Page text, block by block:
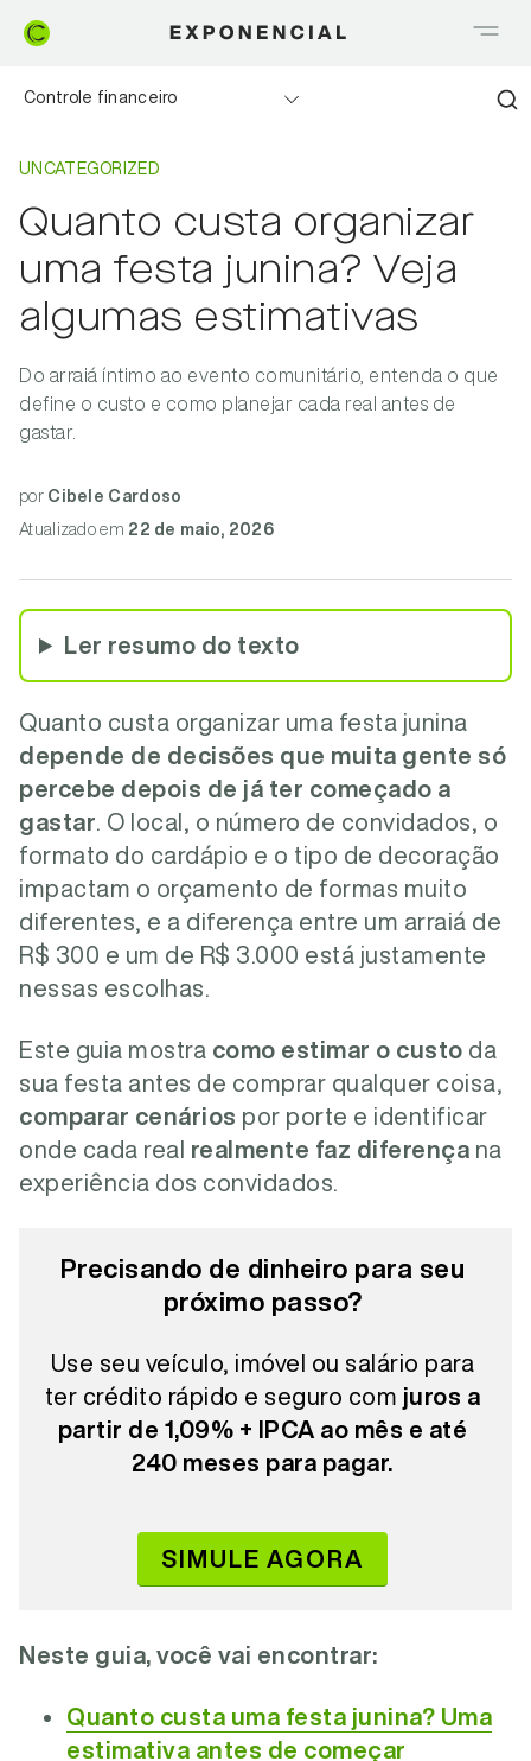
Controle financeiro
Realizando sonhos
Saia do Vermelho
Home Uncategorized
UNCATEGORIZED
Quanto custa organizar
uma festa junina? Veja
algumas estimativas
Do arraiá íntimo ao evento comunitário, entenda o que
define o custo e como planejar cada real antes de
gastar.
por Cibele Cardoso
Atualizado em 22 de maio, 2026
Ler resumo do texto
Quanto custa organizar uma festa junina
depende de decisões que muita gente só
percebe depois de já ter começado a
gastar . O local, o número de convidados, o
formato do cardápio e o tipo de decoração
impactam o orçamento de formas muito
diferentes, e a diferença entre um arraiá de
R$ 300 e um de R$ 3.000 está justamente
nessas escolhas.
Este guia mostra como estimar o custo da
sua festa antes de comprar qualquer coisa,
comparar cenários por porte e identificar
onde cada real realmente faz diferença na
experiência dos convidados.
Precisando de dinheiro para seu
próximo passo?
Use seu veículo, imóvel ou salário para
ter crédito rápido e seguro com juros a
partir de 1,09% + IPCA ao mês e até
240 meses para pagar.
SIMULE AGORA
Neste guia, você vai encontrar:
Quanto custa uma festa junina? Uma
estimativa antes de começar